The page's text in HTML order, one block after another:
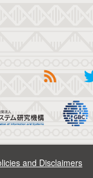
and Disclaimers